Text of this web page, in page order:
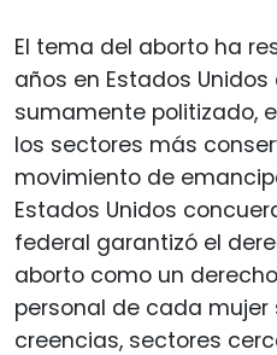
El tema del aborto ha
años en Estados
sumamente politizado,
los sectores más
movimiento de
Estados Unidos
federal garantizó el
aborto como un
personal de cada mujer
creencias, sectores